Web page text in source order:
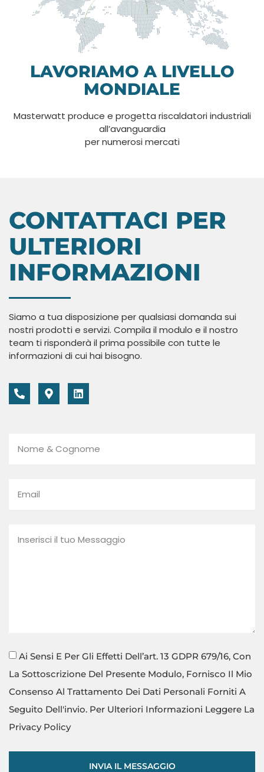
LAVORIAMO A LIVELLO
MONDIALE
Masterwatt produce e progetta riscaldatori industriali
all’avanguardia
per numerosi mercati
Ai Sensi E Per Gli Effetti Dell’art. 13 GDPR 679/16, Con
La Sottoscrizione Del Presente Modulo, Fornisco Il Mio
Consenso Al Trattamento Dei Dati Personali Forniti A
Seguito Dell'invio. Per Ulteriori Informazioni Leggere La
Privacy Policy
INVIA IL MESSAGGIO
CONTATTACI PER
ULTERIORI
INFORMAZIONI
Siamo a tua disposizione per qualsiasi domanda sui
nostri prodotti e servizi. Compila il modulo e il nostro
team ti risponderà il prima possibile con tutte le
informazioni di cui hai bisogno.